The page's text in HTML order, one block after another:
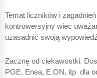
Temat liczników i
kontrowersyjny wiec
uzasadnić swoją
Zacznę od ciekawostki.
PGE, Enea, E.ON, itp. dla